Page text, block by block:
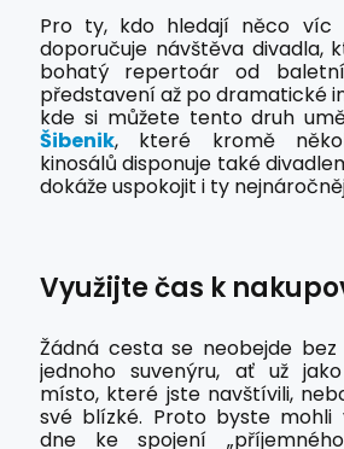
Pro ty, kdo hledají něco víc
doporučuje návštěva divadla,
bohatý repertoár od
představení až po dramatické
kde si můžete tento druh
Šibenik, které kromě
kinosálů disponuje také
dokáže uspokojit i ty
Využijte čas k
Žádná cesta se neobejde bez
jednoho suvenýru, ať už
místo, které jste navštívili,
své blízké. Proto byste mohli
dne ke spojení